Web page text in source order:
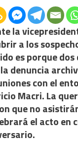
la
a los
es porque dos
denuncia
con el
Macri. La
que no
el acto en